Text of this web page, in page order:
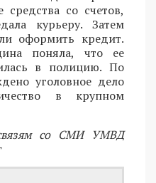
средства со счетов,
курьеру. Затем
оформить кредит.
поняла, что ее
в полицию. По
уголовное дело
в крупном
со СМИ УМВД